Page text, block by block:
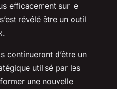
efficacement sur le
révélé être un outil
continueront d’être un
utilisé par les
une nouvelle